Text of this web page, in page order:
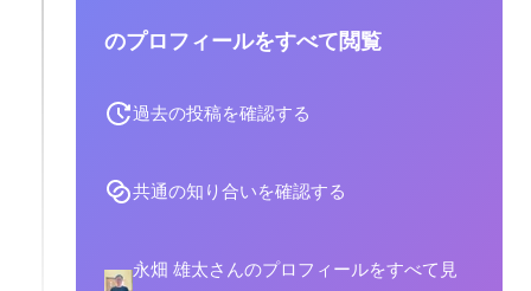
のプロフィールをすべて閲覧
過去の投稿を確認する
共通の知り合いを確認する
永畑 雄太さんのプロフィールをすべて見